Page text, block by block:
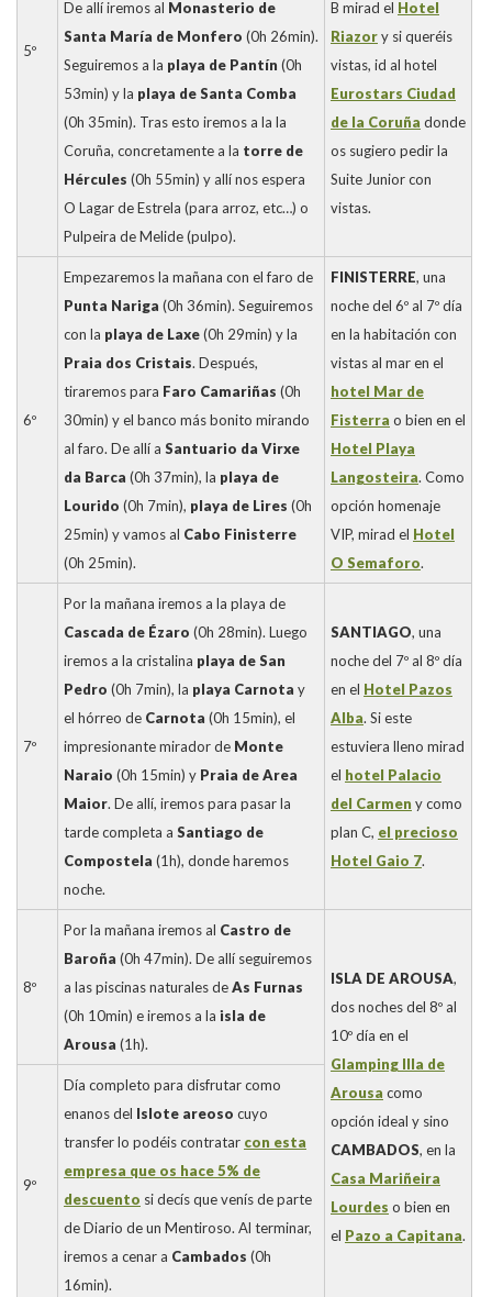
5º
De allí iremos al Monasterio de
Santa María de Monfero (0h 26min).
Seguiremos a la playa de Pantín (0h
53min) y la playa de Santa Comba
(0h 35min). Tras esto iremos a la la
Coruña, concretamente a la torre de
Hércules (0h 55min) y allí nos espera
O Lagar de Estrela (para arroz, etc…) o
Pulpeira de Melide (pulpo).
B mirad el Hotel
Riazory si queréis
vistas, id al hotel
Eurostars Ciudad
de la Coruña donde
os sugiero pedir la
Suite Junior con
vistas.
6º
Empezaremos la mañana con el faro de
Punta Nariga (0h 36min). Seguiremos
con la playa de Laxe(0h 29min) y la
Praia dos Cristais. Después,
tiraremos para Faro Camariñas (0h
30min) y el banco más bonito mirando
al faro. De allí a Santuario da Virxe
da Barca (0h 37min), la playa de
Lourido (0h 7min), playa de Lires (0h
25min) y vamos al Cabo Finisterre
(0h 25min).
FINISTERRE, una
noche del 6º al 7º día
en la habitación con
vistas al mar en el
hotel Mar de
Fisterra o bien en el
Hotel Playa
Langosteira. Como
opción homenaje
VIP, mirad el Hotel
O Semaforo.
7º
Por la mañana iremos a la playa de
Cascada de Ézaro (0h 28min). Luego
iremos a la cristalina playa de San
Pedro (0h 7min), la playa Carnota y
el hórreo de Carnota (0h 15min), el
impresionante mirador de Monte
Naraio (0h 15min) y Praia de Area
Maior. De allí, iremos para pasar la
tarde completa a Santiago de
Compostela (1h), donde haremos
noche.
SANTIAGO, una
noche del 7º al 8º día
en el Hotel Pazos
Alba. Si este
estuviera lleno mirad
el hotel Palacio
del Carmen y como
plan C, el precioso
Hotel Gaio 7.
8º
Por la mañana iremos al Castro de
Baroña (0h 47min). De allí seguiremos
a las piscinas naturales deAs Furnas
(0h 10min) e iremos a la isla de
Arousa (1h).
ISLA DE AROUSA,
dos noches del 8º al
10º día en el
Glamping Illa de
Arousa como
opción ideal y sino
CAMBADOS, en la
Casa Mariñeira
Lourdes o bien en
el Pazo a Capitana.
9º
Día completo para disfrutar como
enanos del Islote areoso cuyo
transfer lo podéis contratar con esta
empresa que os hace 5% de
descuento si decís que venís de parte
de Diario de un Mentiroso. Al terminar,
iremos a cenar a Cambados (0h
16min).